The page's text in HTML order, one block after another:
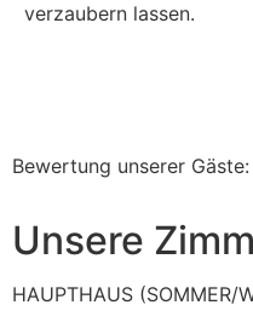
verzaubern lassen.
Bewertung unserer Gäste:
Unsere
HAUPTHAUS (SOMMER/